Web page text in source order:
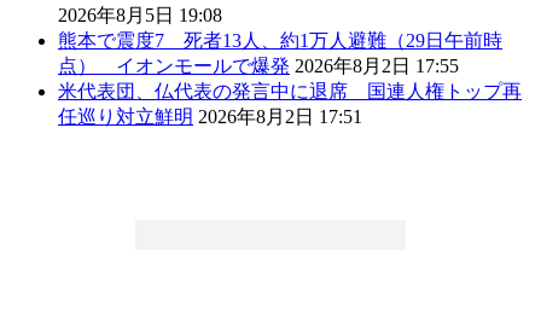
2026年8月5日 19:08
熊本で震度7 死者13人、約1万人避難（29日午前時
点） イオンモールで爆発 2026年8月2日 17:55
米代表団、仏代表の発言中に退席 国連人権トップ再
任巡り対立鮮明 2026年8月2日 17:51